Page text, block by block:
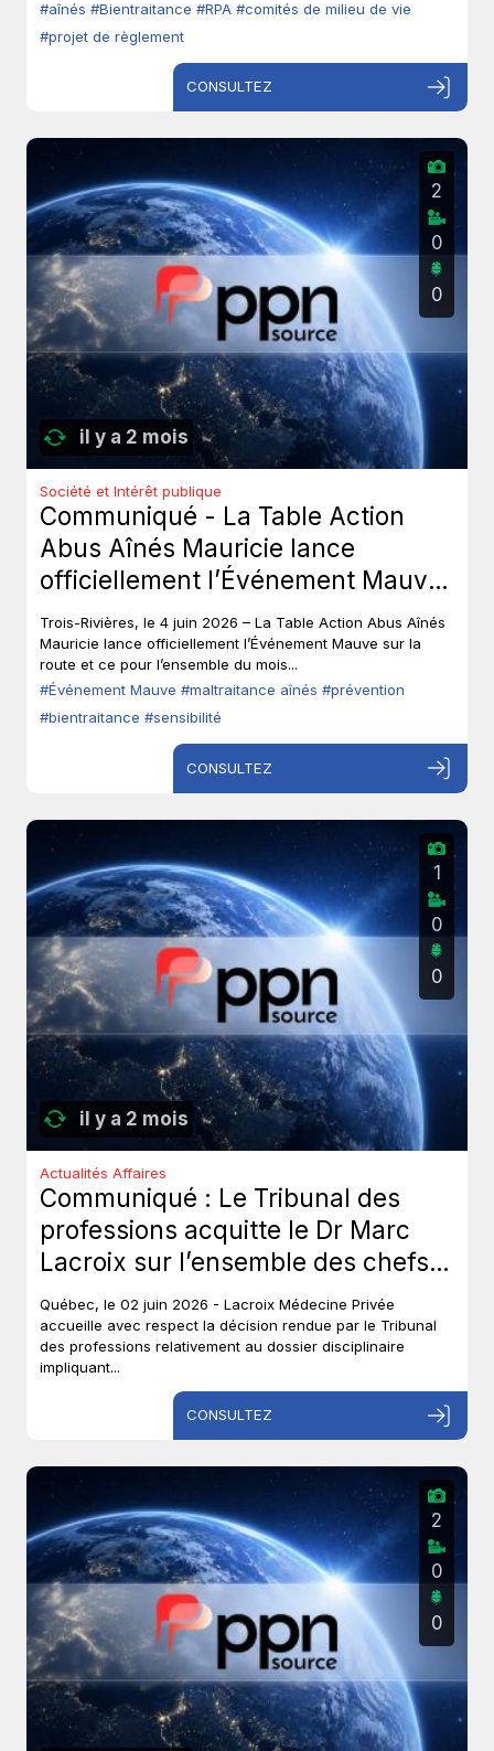
#aînés #Bientraitance #RPA #comités de milieu de vie
#projet de règlement
CONSULTEZ
il y a 2 mois
2
0
0
Société et Intérêt publique
Communiqué - La Table Action
Abus Aînés Mauricie lance
officiellement l’Événement Mauve
sur la route.
Trois-Rivières, le 4 juin 2026 – La Table Action Abus Aînés
Mauricie lance officiellement l’Événement Mauve sur la
route et ce pour l’ensemble du mois...
#Événement Mauve #maltraitance aînés #prévention
#bientraitance #sensibilité
CONSULTEZ
il y a 2 mois
1
0
0
Actualités Affaires
Communiqué : Le Tribunal des
professions acquitte le Dr Marc
Lacroix sur l’ensemble des chefs
et met un terme à près de six ans
de procédures disciplinaires.
Québec, le 02 juin 2026 - Lacroix Médecine Privée
accueille avec respect la décision rendue par le Tribunal
des professions relativement au dossier disciplinaire
impliquant...
CONSULTEZ
2
0
0